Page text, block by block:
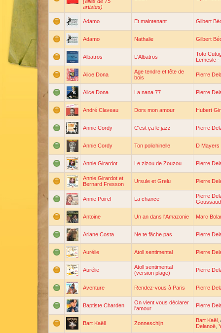
artistes)
Adamo Et maintenant Gilbert
Adamo Nathalie Gilbert
Albatros L'Albatros
Toto
Lemesle -
Alice Dona
Age tendre et tête de
bois
Pierre
Alice Dona La nana 77 Pierre
André Claveau Dors mon amour Hubert
Annie Cordy C'est ça le jazz Pierre
Annie Cordy Ton polichinelle D Mayers
Annie Girardot Le zizou de Zouzou Pierre
Annie Girardot et
Bernard Fresson
Ursule et Grelu Pierre
Annie Poirel La chance
Pierre
Goussaud
Antoine Un an dans l'Amazonie Marc
Ariane Costa Ne te fâche pas Pierre
Aurélie Atoll sentimental Pierre
Aurélie
Atoll sentimental
(version plage)
Pierre
Aventure Rendez-vous à Paris Pierre
Baptiste Charden
On vient vous déclarer
l'amour
Pierre
Bart Kaëll Zonneschijn Bart Kaël
Delanoë